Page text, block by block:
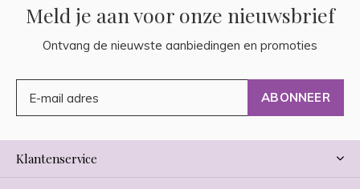
Meld je aan voor onze nieuwsbrief
Ontvang de nieuwste aanbiedingen en promoties
ABONNEER
Klantenservice